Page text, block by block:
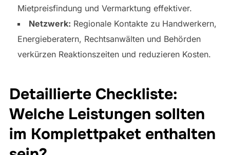
Mietpreisfindung und Vermarktung effektiver.
Netzwerk: Regionale Kontakte zu Handwerkern,
Energieberatern, Rechtsanwälten und Behörden
verkürzen Reaktionszeiten und reduzieren Kosten.
Detaillierte Checkliste:
Welche Leistungen sollten
im Komplettpaket enthalten